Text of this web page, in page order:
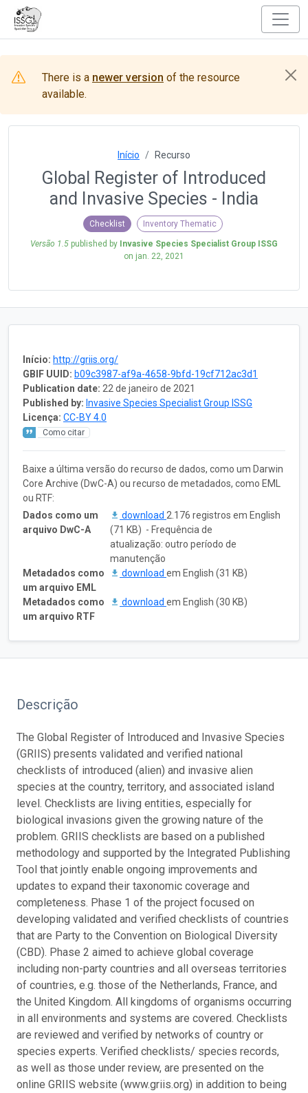
There is a newer version of the resource
available.
Início Recurso
Global Register of Introduced
and Invasive Species - India
Checklist Inventory Thematic
Versão 1.5 published by Invasive Species Specialist Group ISSG
on jan. 22, 2021
Início: http://griis.org/
GBIF UUID: b09c3987-af9a-4658-9bfd-19cf712ac3d1
Publication date: 22 de janeiro de 2021
Published by: Invasive Species Specialist Group ISSG
Licença: CC-BY 4.0
Como citar
Baixe a última versão do recurso de dados, como um Darwin
Core Archive (DwC-A) ou recurso de metadados, como EML
ou RTF:
Dados como um
arquivo DwC-A
download 2.176 registros em English
(71 KB) - Frequência de
atualização: outro período de
manutenção
Metadados como
um arquivo EML
download em English (31 KB)
Metadados como
um arquivo RTF
download em English (30 KB)
Descrição
The Global Register of Introduced and Invasive Species
(GRIIS) presents validated and verified national
checklists of introduced (alien) and invasive alien
species at the country, territory, and associated island
level. Checklists are living entities, especially for
biological invasions given the growing nature of the
problem. GRIIS checklists are based on a published
methodology and supported by the Integrated Publishing
Tool that jointly enable ongoing improvements and
updates to expand their taxonomic coverage and
completeness. Phase 1 of the project focused on
developing validated and verified checklists of countries
that are Party to the Convention on Biological Diversity
(CBD). Phase 2 aimed to achieve global coverage
including non-party countries and all overseas territories
of countries, e.g. those of the Netherlands, France, and
the United Kingdom. All kingdoms of organisms occurring
in all environments and systems are covered. Checklists
are reviewed and verified by networks of country or
species experts. Verified checklists/ species records,
as well as those under review, are presented on the
online GRIIS website (www.griis.org) in addition to being